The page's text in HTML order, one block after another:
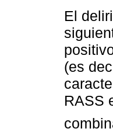
El
(es
RASS